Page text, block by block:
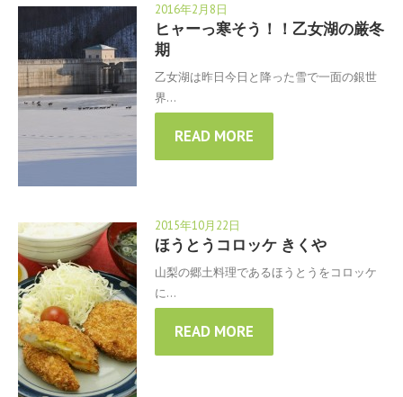
2016年2月8日
ヒャーっ寒そう！！乙女湖の厳冬
期
乙女湖は昨日今日と降った雪で一面の銀世
界…
READ MORE
2015年10月22日
ほうとうコロッケ きくや
山梨の郷土料理であるほうとうをコロッケ
に…
READ MORE